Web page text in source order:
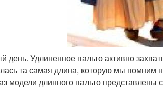
день. Удлиненное пальто активно
та самая длина, которую мы помним
модели длинного пальто